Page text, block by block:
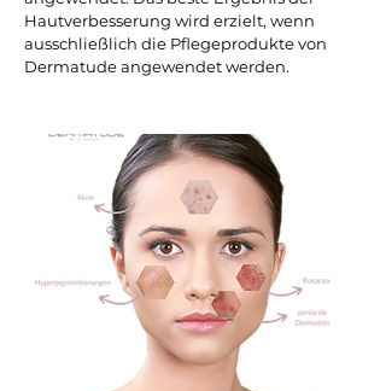
Hautverbesserung wird erzielt, wenn
ausschließlich die Pflegeprodukte von
Dermatude angewendet werden.